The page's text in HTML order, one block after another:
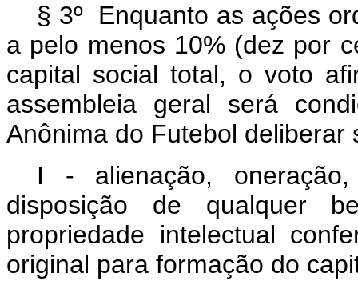
§ 3º Enquanto as ações
a pelo menos 10% (dez por
capital social total, o voto
assembleia geral será
Anônima do Futebol deliberar
I - alienação,
disposição de qualquer
propriedade intelectual
original para formação do